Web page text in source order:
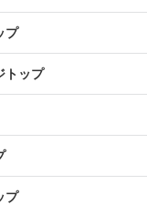
プ
トップ
プ